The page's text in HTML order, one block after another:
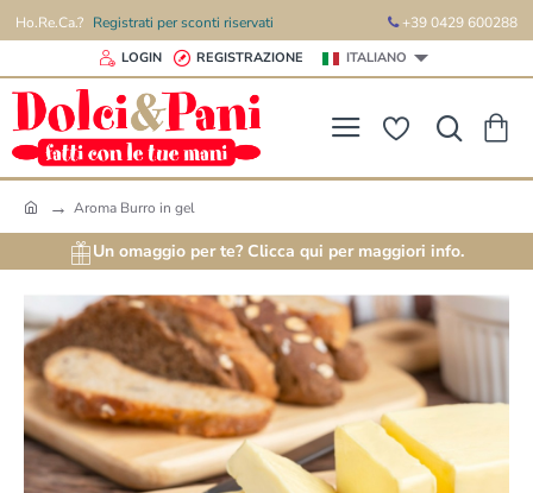
Ho.Re.Ca.? Registrati per sconti riservati +39 0429 600288
LOGIN REGISTRAZIONE ITALIANO
m
Aroma Burro in gel
Un omaggio per te? Clicca qui per maggiori info.